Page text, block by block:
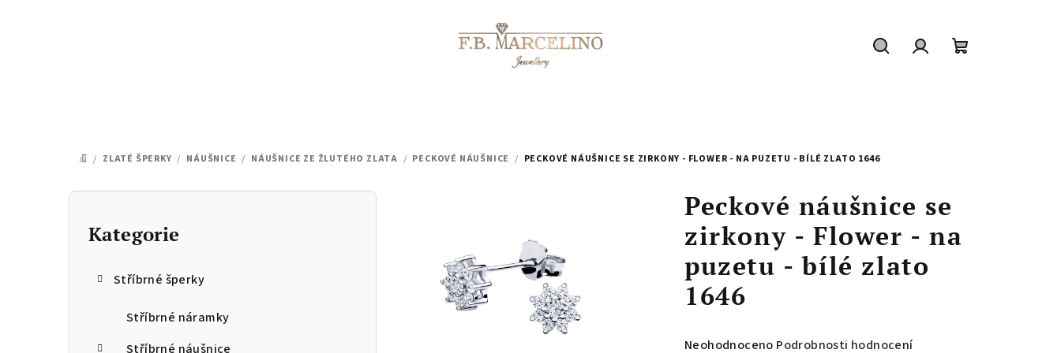
DOMŮ
/ ZLATÉ ŠPERKY / NÁUŠNICE / NÁUŠNICE ZE ŽLUTÉHO ZLATA / PECKOVÉ NÁUŠNICE / PECKOVÉ NÁUŠNICE SE ZIRKONY - FLOWER - NA PUZETU - BÍLÉ ZLATO 1646
P
Přeskočit
kategorie
Kategorie
Stříbrné šperky
Stříbrné náramky
Stříbrné náušnice
Peckové náušnice se
zirkony - Flower - na
puzetu - bílé zlato
1646
Průměrné
Neohodnoceno Podrobnosti hodnocení